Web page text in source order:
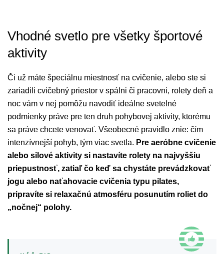
Vhodné svetlo pre všetky športové
aktivity
Či už máte špeciálnu miestnosť na cvičenie, alebo ste si
zariadili cvičebný priestor v spálni či pracovni, rolety deň a
noc vám v nej pomôžu navodiť ideálne svetelné
podmienky práve pre ten druh pohybovej aktivity, ktorému
sa práve chcete venovať. Všeobecné pravidlo znie: čím
intenzívnejší pohyb, tým viac svetla. Pre aeróbne cvičenie
alebo silové aktivity si nastavíte rolety na najvyššiu
priepustnosť, zatiaľ čo keď sa chystáte prevádzkovať
jogu alebo naťahovacie cvičenia typu pilates,
pripravíte si relaxačnú atmosféru posunutím roliet do
„nočnej“ polohy.